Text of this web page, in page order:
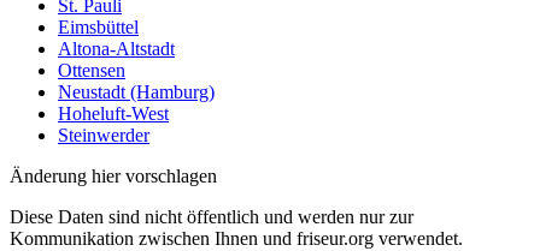
St. Pauli
Eimsbüttel
Altona-Altstadt
Ottensen
Neustadt (Hamburg)
Hoheluft-West
Steinwerder
Änderung hier vorschlagen
Diese Daten sind nicht öffentlich und werden nur zur
Kommunikation zwischen Ihnen und friseur.org verwendet.